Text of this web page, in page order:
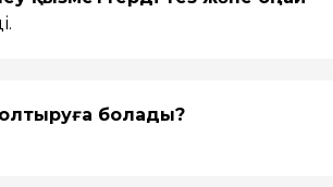
болады?